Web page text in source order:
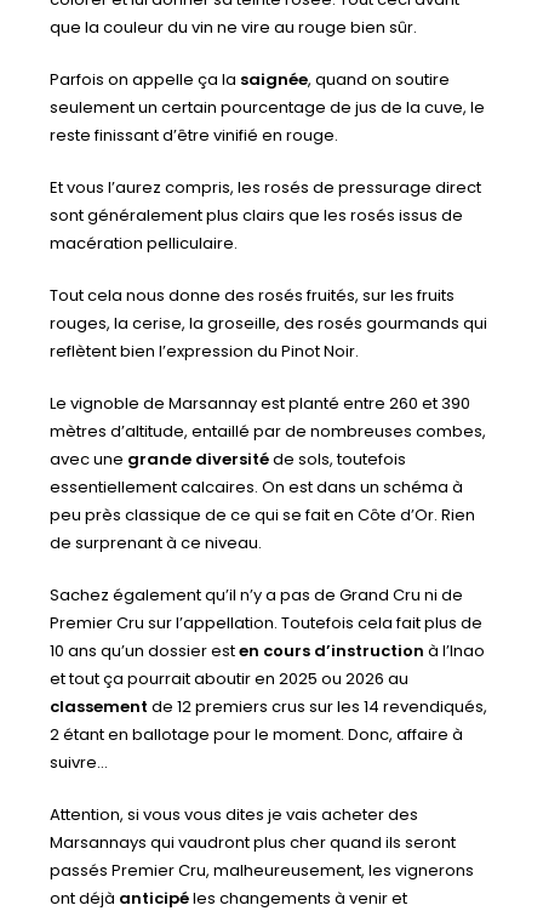
que la couleur du vin ne vire au rouge bien sûr.
Parfois on appelle ça la saignée, quand on soutire
seulement un certain pourcentage de jus de la cuve, le
reste finissant d’être vinifié en rouge.
Et vous l’aurez compris, les rosés de pressurage direct
sont généralement plus clairs que les rosés issus de
macération pelliculaire.
Tout cela nous donne des rosés fruités, sur les fruits
rouges, la cerise, la groseille, des rosés gourmands qui
reflètent bien l’expression du Pinot Noir.
Le vignoble de Marsannay est planté entre 260 et 390
mètres d’altitude, entaillé par de nombreuses combes,
avec une grande diversitéde sols, toutefois
essentiellement calcaires. On est dans un schéma à
peu près classique de ce qui se fait en Côte d’Or. Rien
de surprenant à ce niveau.
Sachez également qu’il n’y a pas de Grand Cru ni de
Premier Cru sur l’appellation. Toutefois cela fait plus de
10 ans qu’un dossier esten cours d’instruction à l’Inao
et tout ça pourrait aboutir en 2025 ou 2026 au
classement de 12 premiers crus sur les 14 revendiqués,
2 étant en ballotage pour le moment. Donc, affaire à
suivre…
Attention, si vous vous dites je vais acheter des
Marsannays qui vaudront plus cher quand ils seront
passés Premier Cru, malheureusement, les vignerons
ont déjà anticipéles changements à venir et